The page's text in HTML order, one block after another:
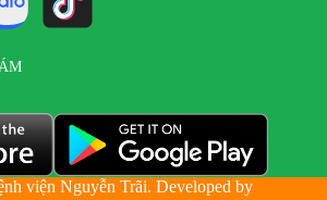
viện Nguyễn Trãi. Developed by